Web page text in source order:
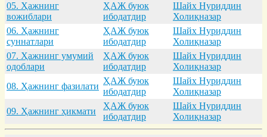
05. Ҳaжнинг
вожиблaри
ҲАЖ буюк
ибодатдир
Шайх Нуриддин
Холиқназар
06. Ҳaжнинг
суннaтлaри
ҲАЖ буюк
ибодатдир
Шайх Нуриддин
Холиқназар
07. Ҳaжнинг умумий
одоблaри
ҲАЖ буюк
ибодатдир
Шайх Нуриддин
Холиқназар
08. Ҳaжнинг фaзилaти
ҲАЖ буюк
ибодатдир
Шайх Нуриддин
Холиқназар
09. Ҳaжнинг ҳикмaти
ҲАЖ буюк
ибодатдир
Шайх Нуриддин
Холиқназар